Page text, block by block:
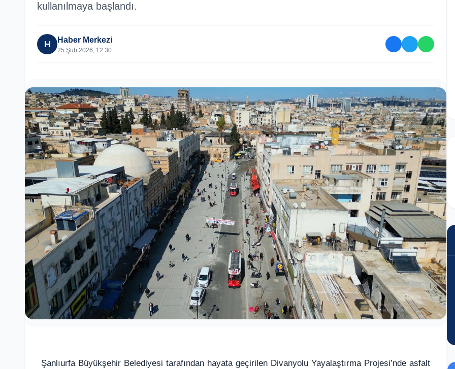
kullanılmaya başlandı.
H Haber Merkezi
25 Şub 2026, 12:30
Şanlıurfa Büyükşehir Belediyesi tarafından hayata geçirilen Divanyolu Yayalaştırma Projesi’nde asfalt